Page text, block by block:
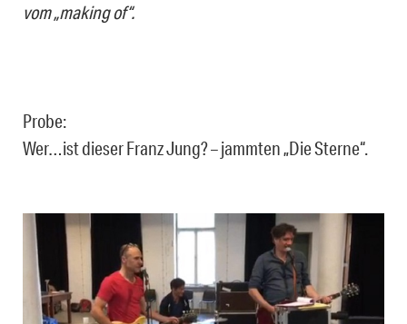
vom „making of“.
Probe:
Wer…ist dieser Franz Jung? – jammten „Die Sterne“.